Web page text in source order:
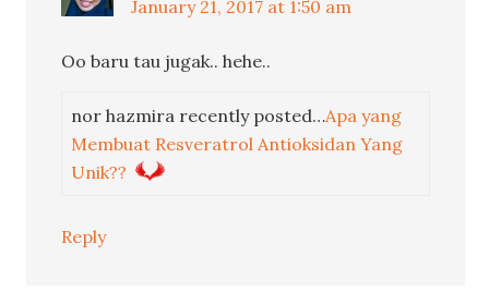
January 21, 2017 at 1:50 am
Oo baru tau jugak.. hehe..
nor hazmira recently posted…Apa yang
Membuat Resveratrol Antioksidan Yang
Unik??
Reply